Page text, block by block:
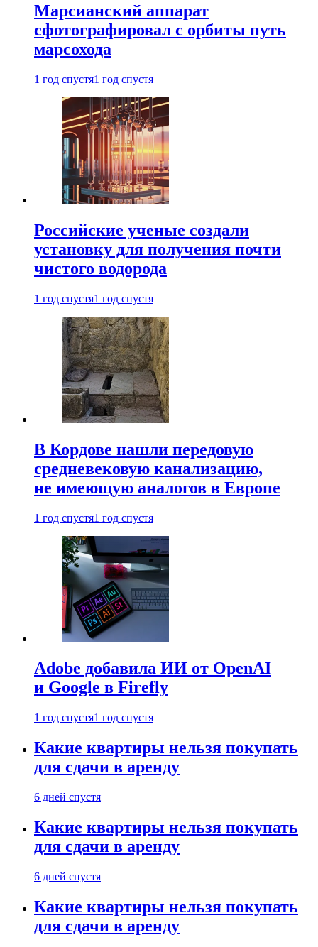
Марсианский аппарат
сфотографировал с орбиты путь
марсохода
1 год спустя1 год спустя
Российские ученые создали
установку для получения почти
чистого водорода
1 год спустя1 год спустя
В Кордове нашли передовую
средневековую канализацию,
не имеющую аналогов в Европе
1 год спустя1 год спустя
Adobe добавила ИИ от OpenAI
и Google в Firefly
1 год спустя1 год спустя
Какие квартиры нельзя покупать
для сдачи в аренду
6 дней спустя
Какие квартиры нельзя покупать
для сдачи в аренду
6 дней спустя
Какие квартиры нельзя покупать
для сдачи в аренду